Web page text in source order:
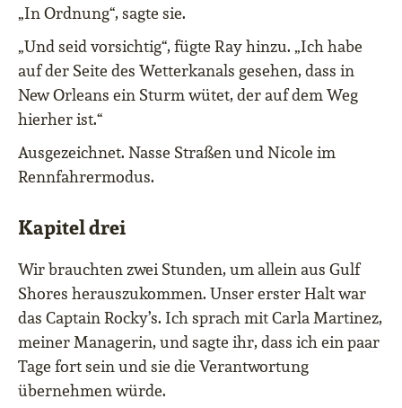
„In Ordnung“, sagte sie.
„Und seid vorsichtig“, fügte Ray hinzu. „Ich habe
auf der Seite des Wetterkanals gesehen, dass in
New Orleans ein Sturm wütet, der auf dem Weg
hierher ist.“
Ausgezeichnet. Nasse Straßen und Nicole im
Rennfahrermodus.
Kapitel drei
Wir brauchten zwei Stunden, um allein aus Gulf
Shores herauszukommen. Unser erster Halt war
das Captain Rocky’s. Ich sprach mit Carla Martinez,
meiner Managerin, und sagte ihr, dass ich ein paar
Tage fort sein und sie die Verantwortung
übernehmen würde.